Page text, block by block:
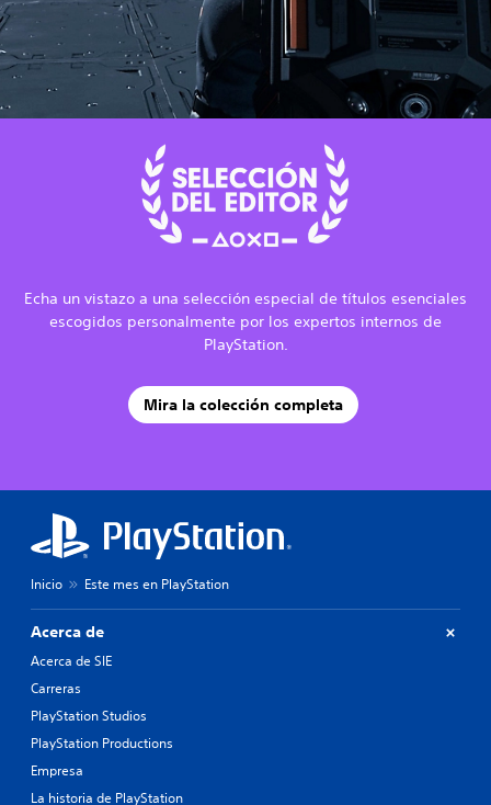
Echa un vistazo a una selección especial de títulos esenciales
escogidos personalmente por los expertos internos de
PlayStation.
Mira la colección completa
Inicio Este mes en PlayStation
Acerca de
Acerca de SIE
Carreras
PlayStation Studios
PlayStation Productions
Empresa
La historia de PlayStation